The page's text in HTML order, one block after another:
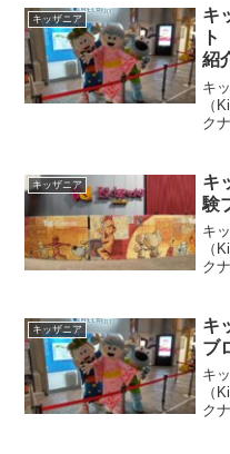
サ
り
キッザニア
キ
紹
キ
（
ク
開
去
か
キッザニア
キ
験
キ
（
ク
リ
参
キッザニア
キ
ブ
キ
（
ク